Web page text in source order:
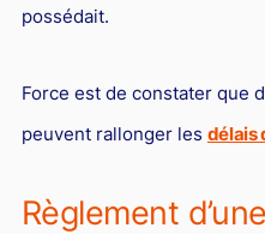
possédait.
Force est de constater que
peuvent rallonger les délais
Règlement